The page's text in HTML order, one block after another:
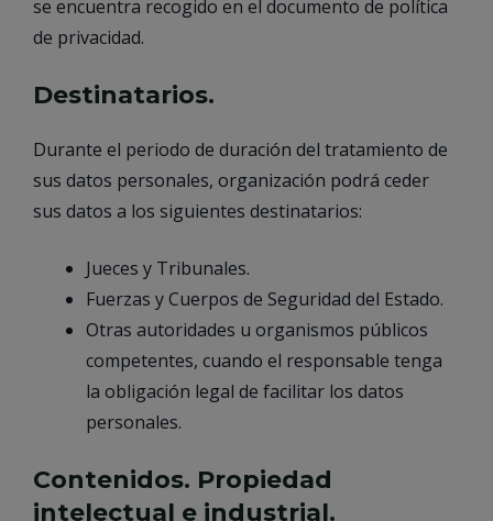
se encuentra recogido en el documento de política
de privacidad.
Destinatarios.
Durante el periodo de duración del tratamiento de
sus datos personales, organización podrá ceder
sus datos a los siguientes destinatarios:
Jueces y Tribunales.
Fuerzas y Cuerpos de Seguridad del Estado.
Otras autoridades u organismos públicos
competentes, cuando el responsable tenga
la obligación legal de facilitar los datos
personales.
Contenidos. Propiedad
intelectual e industrial.